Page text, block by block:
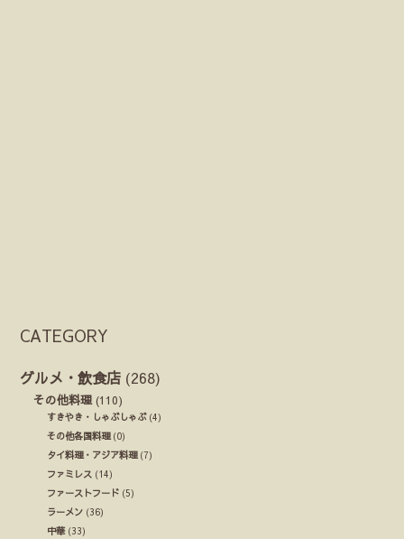
CATEGORY
グルメ・飲食店 (268)
その他料理 (110)
すきやき・しゃぶしゃぶ(4)
その他各国料理(0)
タイ料理・アジア料理(7)
ファミレス (14)
ファーストフード (5)
ラーメン (36)
中華(33)